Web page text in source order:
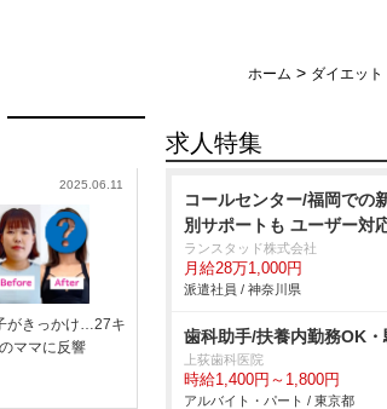
ホーム > ダイエッ
2025.06.11
がきっかけ…27キ
ママに反響
求人特集
コールセンター/福岡での
別サポートも ユーザー対
ランスタッド株式会社
月給28万1,000円
派遣社員 / 神奈川県
歯科助手/扶養内勤務OK・
上荻歯科医院
時給1,400円～1,800円
アルバイト・パート / 東京都